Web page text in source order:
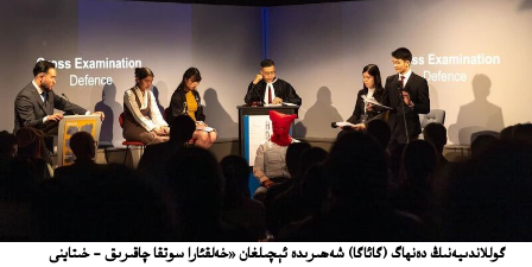
گوللاندىيەنىڭ دەنھاگ (گائاگا) شەھىرىدە ئېچىلغان «خەلقئارا سوتقا چاقىرىق - خىتاينى